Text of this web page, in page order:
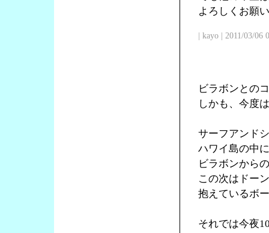
よろしくお願
| kayo | 2011/03/06
ビラボンとの
しかも、今度
サーフアンド
ハワイ島の中
ビラボンから
この次はドー
抱えているボ
それでは今夜